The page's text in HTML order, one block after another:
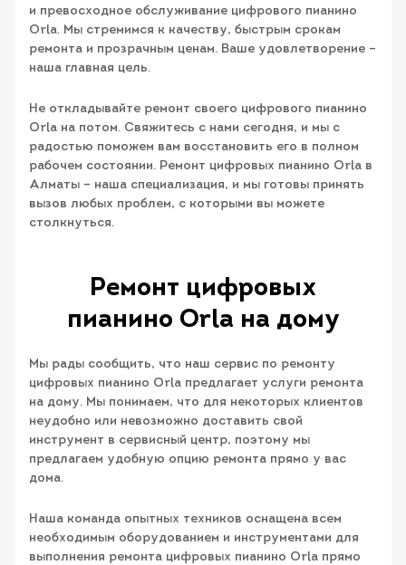
и превосходное обслуживание цифрового пианино
Orla. Мы стремимся к качеству, быстрым срокам
ремонта и прозрачным ценам. Ваше удовлетворение –
наша главная цель.
Не откладывайте ремонт своего цифрового пианино
Orla на потом. Свяжитесь с нами сегодня, и мы с
радостью поможем вам восстановить его в полном
рабочем состоянии. Ремонт цифровых пианино Orla в
Алматы – наша специализация, и мы готовы принять
вызов любых проблем, с которыми вы можете
столкнуться.
Ремонт цифровых
пианино Orla на дому
Мы рады сообщить, что наш сервис по ремонту
цифровых пианино Orla предлагает услуги ремонта
на дому. Мы понимаем, что для некоторых клиентов
неудобно или невозможно доставить свой
инструмент в сервисный центр, поэтому мы
предлагаем удобную опцию ремонта прямо у вас
дома.
Наша команда опытных техников оснащена всем
необходимым оборудованием и инструментами для
выполнения ремонта цифровых пианино Orla прямо